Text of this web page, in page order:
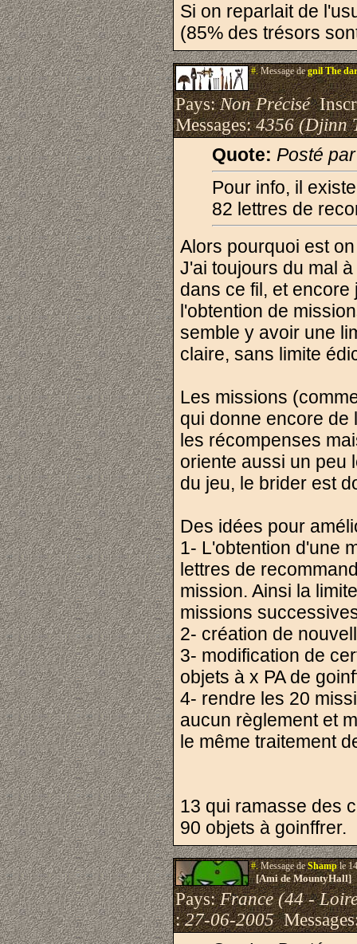
Si on reparlait de
(85% des trésors
#.Message degnil The
Pays:Non Précisé
Messages:4356 (Djinn
Quote: Posté
Pour info, il
82 lettres de
Alors pourquoi est
J'ai toujours du mal
dans ce fil, et
l'obtention de
semble y avoir une
claire, sans limite
Les missions
qui donne encore de
les récompenses
oriente aussi un peu
du jeu, le brider est
Des idées pour
1- L'obtention d'une
lettres de
mission. Ainsi la
missions
2- création de
3- modification de
objets à x PA de
4- rendre les 20
aucun règlement et
le même traitement
13 qui ramasse des
90 objets à goinffrer.
#.Message deShample
[Ami de MountyHall]
Pays:France (44 -
:27-06-2005